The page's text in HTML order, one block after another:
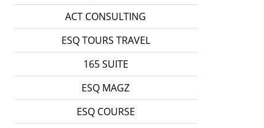
ACT CONSULTING
ESQ TOURS TRAVEL
165 SUITE
ESQ MAGZ
ESQ COURSE